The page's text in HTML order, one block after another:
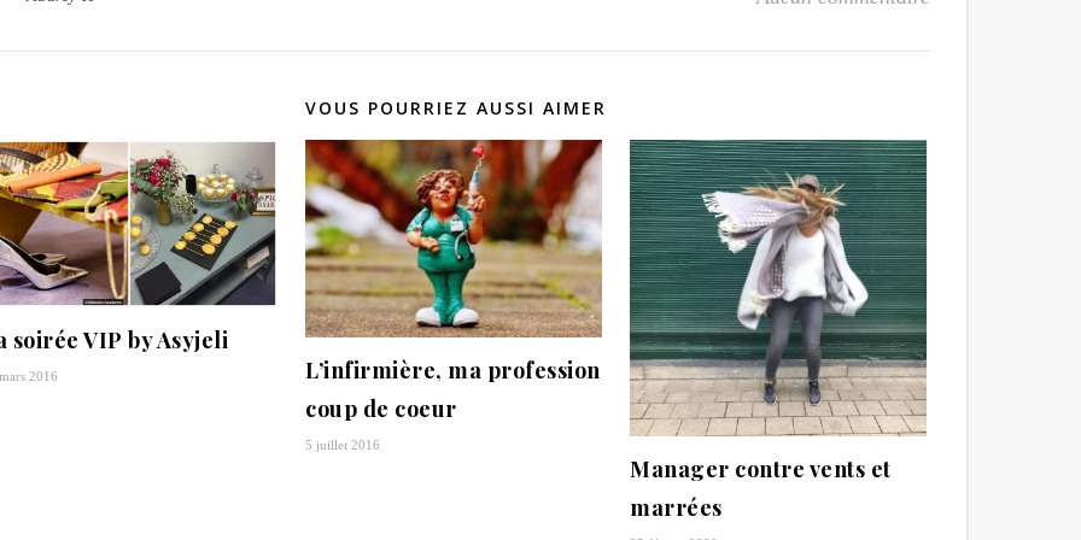
VOUS POURRIEZ AUSSI AIMER
soirée VIP by Asyjeli
2016
L’infirmière, ma profession
coup de coeur
5 juillet 2016
Manager contre vents et
marrées